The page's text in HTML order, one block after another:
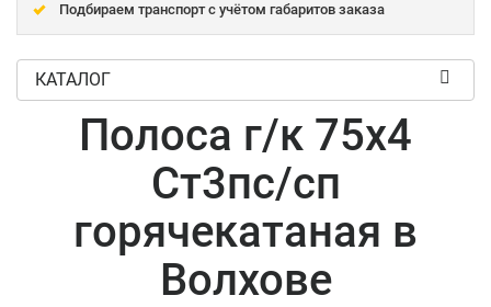
Подбираем транспорт с учётом габаритов заказа
КАТАЛОГ
Полоса г/к 75x4
Ст3пс/сп
горячекатаная в
Волхове